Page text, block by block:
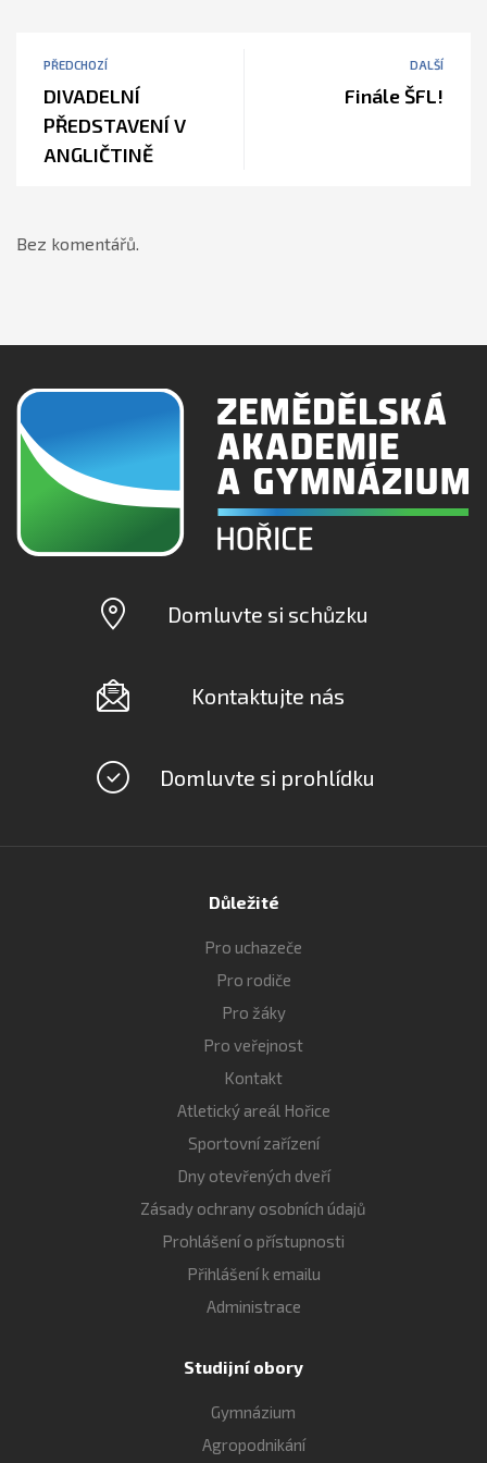
PŘEDCHOZÍ
DIVADELNÍ
PŘEDSTAVENÍ V
ANGLIČTINĚ
DALŠÍ
Finále ŠFL!
Bez komentářů.
Domluvte si schůzku
Kontaktujte nás
Domluvte si prohlídku
Důležité
Pro uchazeče
Pro rodiče
Pro žáky
Pro veřejnost
Kontakt
Atletický areál Hořice
Sportovní zařízení
Dny otevřených dveří
Zásady ochrany osobních údajů
Prohlášení o přístupnosti
Přihlášení k emailu
Administrace
Studijní obory
Gymnázium
Agropodnikání